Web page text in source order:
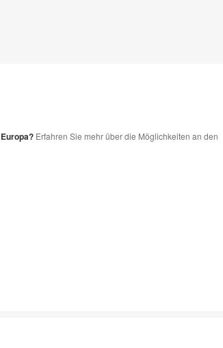
Erfahren Sie mehr über die Möglichkeiten an den